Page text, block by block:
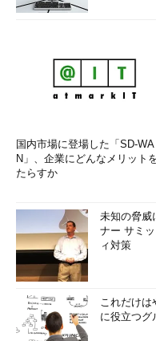
国内市場に登場した「SD-WA
N」、企業にどんなメリット
たらすか
未知の脅
ナー サミ
ィ対策
これだけは
に役立つグ